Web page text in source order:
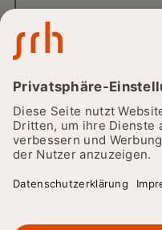
Team
Studieren bei SRH
CORE-Prinzip
Bewerbung und Zulassung
SRH Hochschulen